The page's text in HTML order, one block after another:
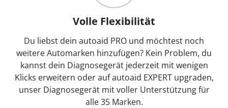
Volle Flexibilität
Du liebst dein autoaid PRO und möchtest noch
weitere Automarken hinzufügen? Kein Problem, du
kannst dein Diagnosegerät jederzeit mit wenigen
Klicks erweitern oder auf autoaid EXPERT upgraden,
unser Diagnosegerät mit voller Unterstützung für
alle 35 Marken.